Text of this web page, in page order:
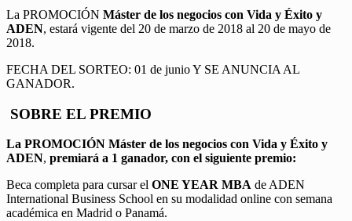
La PROMOCIÓN Máster de los negocios con Vida y Éxito y
ADEN, estará vigente del 20 de marzo de 2018 al 20 de mayo de
2018.
FECHA DEL SORTEO: 01 de junio Y SE ANUNCIA AL
GANADOR.
SOBRE EL PREMIO
La PROMOCIÓN Máster de los negocios con Vida y Éxito y
ADEN, premiará a 1 ganador, con el siguiente premio:
Beca completa para cursar el ONE YEAR MBA de ADEN
International Business School en su modalidad online con semana
académica en Madrid o Panamá.